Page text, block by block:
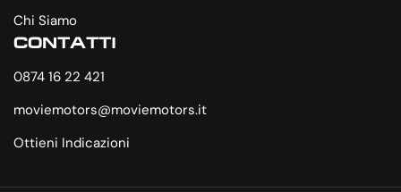
Chi Siamo
CONTATTI
0874 16 22 421
moviemotors@moviemotors.it
Ottieni Indicazioni